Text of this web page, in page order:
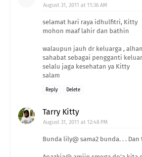
August 31, 2011 at 11:36 AM
selamat hari raya idhulfitri, Kitty
mohon maaf lahir dan bathin
walaupun jauh dr keluarga ,
sahabat sebagai pengganti
selalu jaga kesehatan ya Kitty
salam
Reply Delete
Tarry Kitty
August 31, 2011 at 12:48 PM
Bunda lily@ sama2 bunda. . .